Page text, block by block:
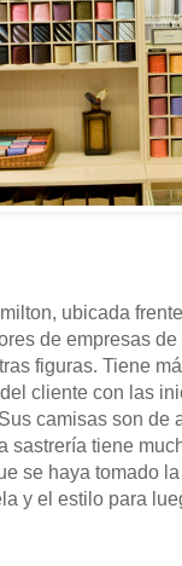
ubicada
de empresas
figuras. Tiene
cliente con las
camisas son de
sastrería tiene
se haya tomado
y el estilo para